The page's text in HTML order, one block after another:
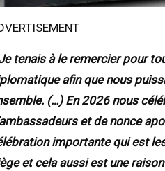
tenais à le remercier pour
afin que nous
(…) En 2026 nous
et de nonce
importante qui est
et cela aussi est une